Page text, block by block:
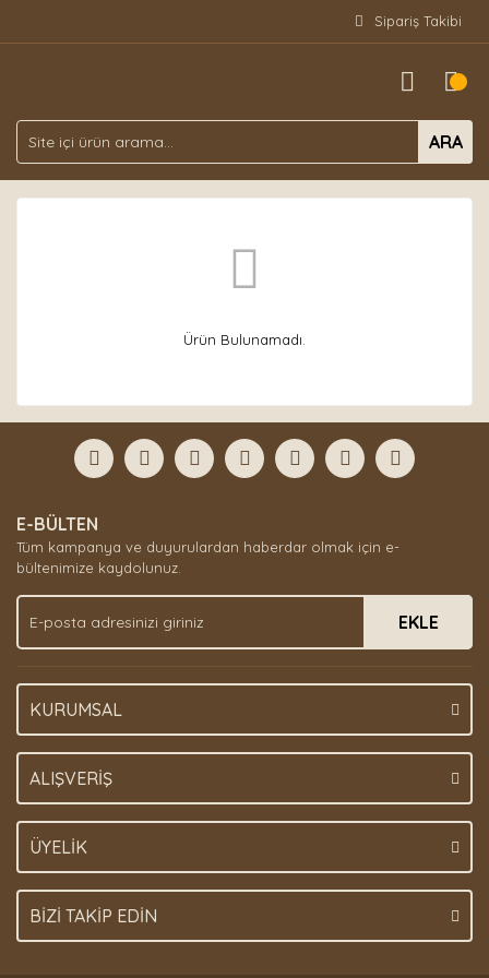
Sipariş Takibi
ARA
Ürün Bulunamadı.
E-BÜLTEN
Tüm kampanya ve duyurulardan haberdar olmak için e-
bültenimize kaydolunuz.
EKLE
KURUMSAL
ALIŞVERİŞ
ÜYELİK
BİZİ TAKİP EDİN